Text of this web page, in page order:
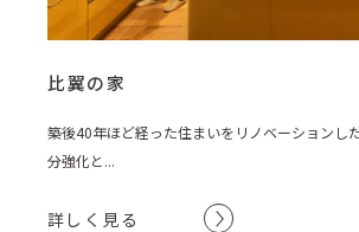
比翼の家
築後40年ほど経った住まいをリノベーションし
分強化と...
詳しく見る